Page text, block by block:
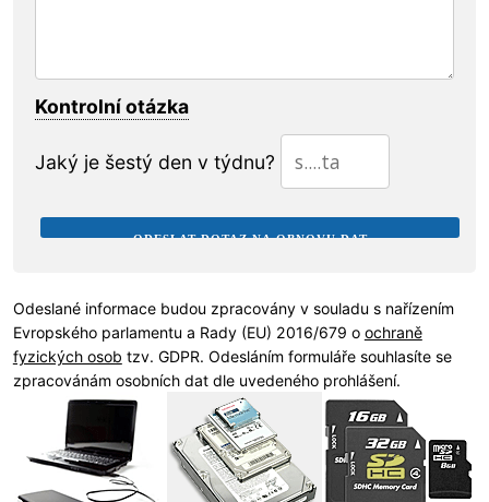
Kontrolní otázka
Jaký je šestý den v týdnu?
Odeslané informace budou zpracovány v souladu s nařízením
Evropského parlamentu a Rady (EU) 2016/679 o ochraně
fyzických osob tzv. GDPR. Odesláním formuláře souhlasíte se
zpracovánám osobních dat dle uvedeného prohlášení.